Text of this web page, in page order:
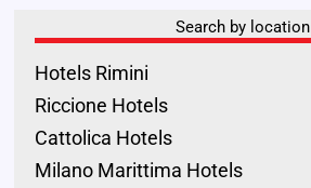
Search by location
Hotels Rimini
Riccione Hotels
Cattolica Hotels
Milano Marittima Hotels